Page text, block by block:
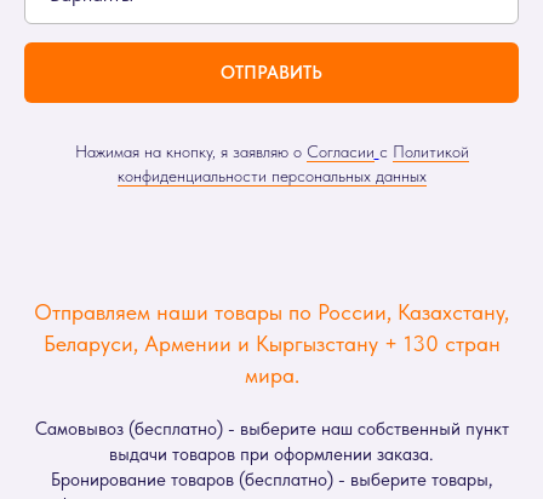
ОТПРАВИТЬ
Нажимая на кнопку, я заявляю о Согласии с Политикой
конфиденциальности персональных данных
Отправляем наши товары по России, Казахстану,
Беларуси, Армении и Кыргызстану + 130 стран
мира.
Самовывоз (бесплатно) - выберите наш собственный пункт
выдачи товаров при оформлении заказа.
Бронирование товаров (бесплатно) - выберите товары,